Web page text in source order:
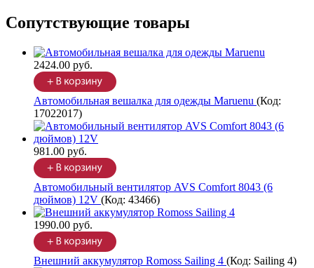
Сопутствующие товары
2424.00 руб.
Автомобильная вешалка для одежды Maruenu (Код:
17022017)
981.00 руб.
Автомобильный вентилятор AVS Comfort 8043 (6
дюймов) 12V (Код: 43466)
1990.00 руб.
Внешний аккумулятор Romoss Sailing 4 (Код: Sailing 4)